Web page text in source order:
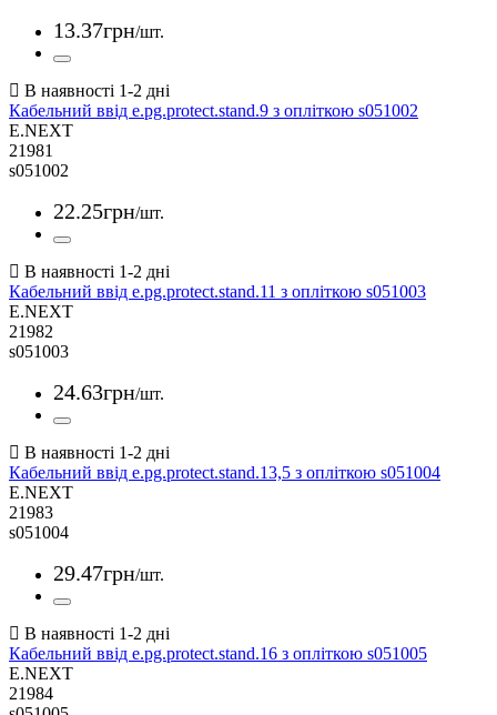
13.37грн/шт.
Кабельний ввід e.pg.protect.stand.9 з опліткою s051002
E.NEXT
21981
s051002
22.25грн/шт.
Кабельний ввід e.pg.protect.stand.11 з опліткою s051003
E.NEXT
21982
s051003
24.63грн/шт.
Кабельний ввід e.pg.protect.stand.13,5 з опліткою s051004
E.NEXT
21983
s051004
29.47грн/шт.
Кабельний ввід e.pg.protect.stand.16 з опліткою s051005
E.NEXT
21984